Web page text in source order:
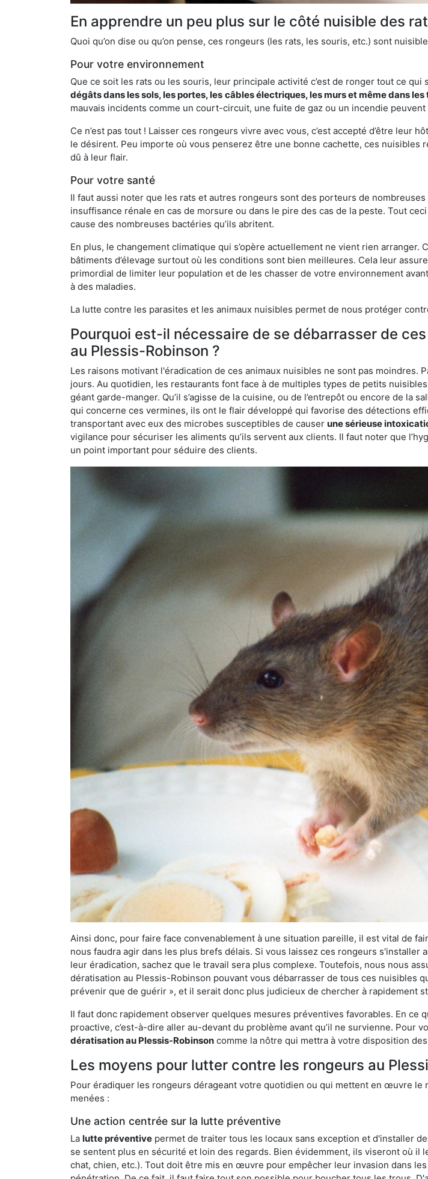
En apprendre un peu plus sur le côté nuisible des
Quoi qu’on dise ou qu’on pense, ces rongeurs (les rats, les souris, etc.) sont
Pour votre environnement
Que ce soit les rats ou les souris, leur principale activité c’est de ronger tout ce
dégâts dans les sols, les portes, les câbles électriques, les murs et même dans les
mauvais incidents comme un court-circuit, une fuite de gaz ou un incendie
Ce n’est pas tout ! Laisser ces rongeurs vivre avec vous, c’est accepté d’être leur
le désirent. Peu importe où vous penserez être une bonne cachette, ces nuisibles
dû à leur flair.
Pour votre santé
Il faut aussi noter que les rats et autres rongeurs sont des porteurs de
insuffisance rénale en cas de morsure ou dans le pire des cas de la peste. Tout
cause des nombreuses bactéries qu’ils abritent.
En plus, le changement climatique qui s’opère actuellement ne vient rien
bâtiments d’élevage surtout où les conditions sont bien meilleures. Cela leur
primordial de limiter leur population et de les chasser de votre environnement
à des maladies.
La lutte contre les parasites et les animaux nuisibles permet de nous protéger
Pourquoi est-il nécessaire de se débarrasser de
au Plessis-Robinson ?
Les raisons motivant l'éradication de ces animaux nuisibles ne sont pas moindres.
jours. Au quotidien, les restaurants font face à de multiples types de petits
géant garde-manger. Qu’il s’agisse de la cuisine, ou de l’entrepôt ou encore de la
qui concerne ces vermines, ils ont le flair développé qui favorise des détections
transportant avec eux des microbes susceptibles de causer une sérieuse
vigilance pour sécuriser les aliments qu’ils servent aux clients. Il faut noter que
un point important pour séduire des clients.
Ainsi donc, pour faire face convenablement à une situation pareille, il est vital de
nous faudra agir dans les plus brefs délais. Si vous laissez ces rongeurs
leur éradication, sachez que le travail sera plus complexe. Toutefois, nous nous
dératisation au Plessis-Robinson pouvant vous débarrasser de tous ces nuisibles
prévenir que de guérir », et il serait donc plus judicieux de chercher à rapidement
Il faut donc rapidement observer quelques mesures préventives favorables. En ce
proactive, c’est-à-dire aller au-devant du problème avant qu’il ne survienne. Pour
dératisation au Plessis-Robinson comme la nôtre qui mettra à votre disposition
Les moyens pour lutter contre les rongeurs au
Pour éradiquer les rongeurs dérageant votre quotidien ou qui mettent en œuvre
menées :
Une action centrée sur la lutte préventive
La lutte préventive permet de traiter tous les locaux sans exception et d'installer
se sentent plus en sécurité et loin des regards. Bien évidemment, ils viseront où il
chat, chien, etc.). Tout doit être mis en œuvre pour empêcher leur invasion dans